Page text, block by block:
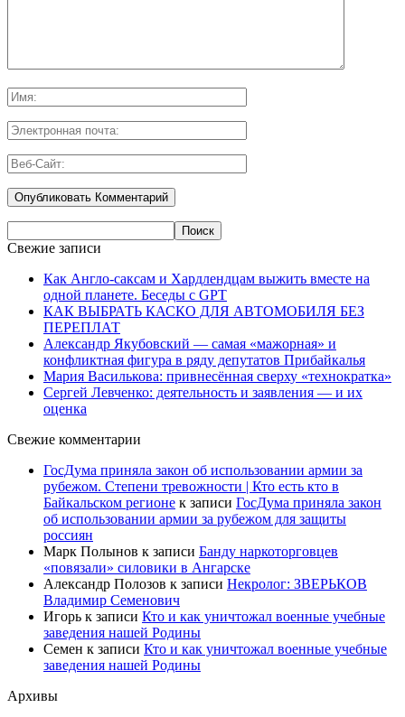
Свежие записи
Как Англо-саксам и Хардлендцам выжить вместе на
одной планете. Беседы с GPT
КАК ВЫБРАТЬ КАСКО ДЛЯ АВТОМОБИЛЯ БЕЗ
ПЕРЕПЛАТ
Александр Якубовский — самая «мажорная» и
конфликтная фигура в ряду депутатов Прибайкалья
Мария Василькова: привнесённая сверху «технократка»
Сергей Левченко: деятельность и заявления — и их
оценка
Свежие комментарии
ГосДума приняла закон об использовании армии за
рубежом. Степени тревожности | Кто есть кто в
Байкальском регионе к записи ГосДума приняла закон
об использовании армии за рубежом для защиты
россиян
Марк Полынов к записи Банду наркоторговцев
«повязали» силовики в Ангарске
Александр Полозов к записи Некролог: ЗВЕРЬКОВ
Владимир Семенович
Игорь к записи Кто и как уничтожал военные учебные
заведения нашей Родины
Семен к записи Кто и как уничтожал военные учебные
заведения нашей Родины
Архивы